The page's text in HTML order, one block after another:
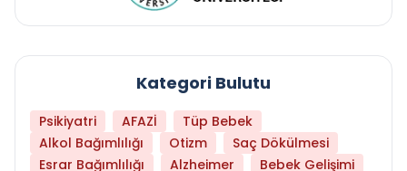
Kategori Bulutu
Psikiyatri AFAZİ
Tüp Bebek
Alkol Bağımlılığı
Otizm
Saç Dökülmesi
Esrar Bağımlılığı
Alzheimer
Bebek Gelişimi